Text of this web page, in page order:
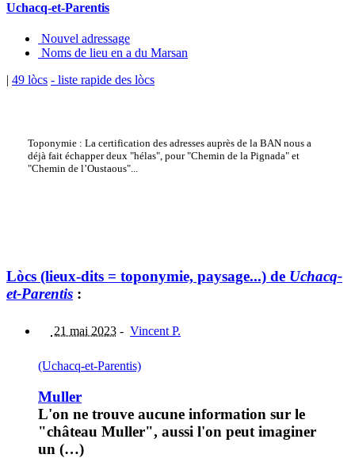
Uchacq-et-Parentis
Nouvel adressage
Noms de lieu en a du Marsan
| 49 lòcs - liste rapide des lòcs
Toponymie : La certification des adresses auprès de la BAN nous a
déjà fait échapper deux "hélas", pour "Chemin de la Pignada" et
"Chemin de l’Oustaous"...
Lòcs (lieux-dits = toponymie, paysage...) de Uchacq-
et-Parentis :
21 mai 2023 - Vincent P.
(Uchacq-et-Parentis)
Muller
L'on ne trouve aucune information sur le
"château Muller", aussi l'on peut imaginer
un (…)